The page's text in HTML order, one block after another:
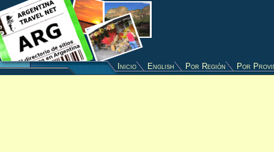
Inicio English Por Región Por